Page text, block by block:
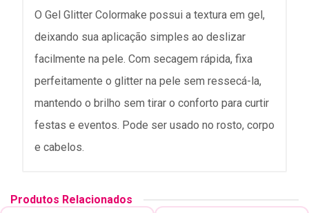
O Gel Glitter Colormake possui a textura em gel,
deixando sua aplicação simples ao deslizar
facilmente na pele. Com secagem rápida, fixa
perfeitamente o glitter na pele sem ressecá-la,
mantendo o brilho sem tirar o conforto para curtir
festas e eventos. Pode ser usado no rosto, corpo
e cabelos.
Produtos Relacionados